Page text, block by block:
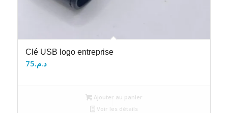
Clé USB logo entreprise
د.م.75
Ajouter au panier
Voir les détails